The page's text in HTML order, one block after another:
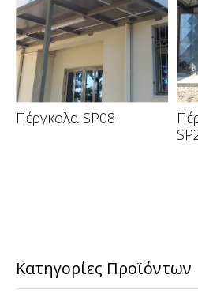
Πέργκολα SP08
Κατηγορίες Προϊόντων